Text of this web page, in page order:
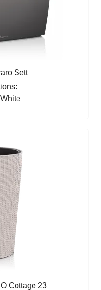
Sett
White
Cottage 23